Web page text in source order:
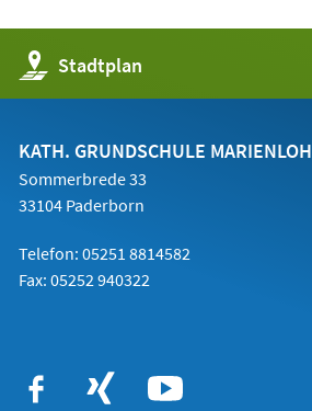
Stadtplan
(Öffnet
in
einem
Tab)
KATH. GRUNDSCHULE MARIENLOH
Sommerbrede 33
33104 Paderborn
Telefon: 05251 8814582
Fax: 05252 940322